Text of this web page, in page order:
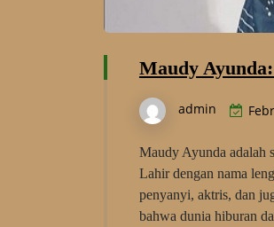
Maudy
admin
Maudy Ayunda adalah
Lahir dengan nama
penyanyi, aktris, dan
bahwa dunia hiburan